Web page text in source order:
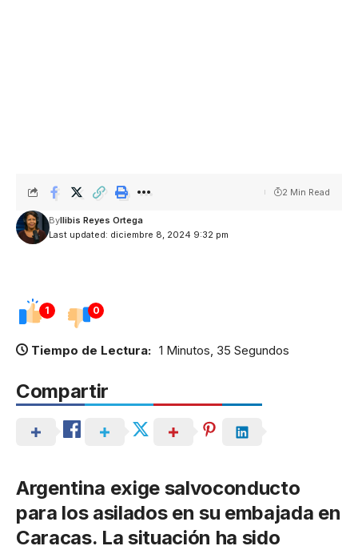
Last updated: diciembre 8, 2024 9:32 pm
ByIlibis Reyes Ortega
2 Min Read
1 0
Tiempo de Lectura: 1 Minutos, 35 Segundos
Compartir
Argentina exige salvoconducto
para los asilados en su embajada en
Caracas. La situación ha sido